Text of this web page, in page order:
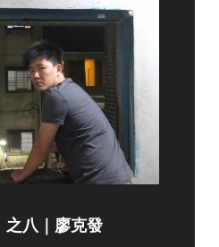
之八｜廖克發